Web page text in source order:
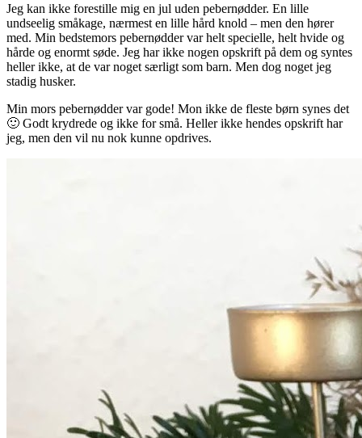
Jeg kan ikke forestille mig en jul uden pebernødder. En lille
undseelig småkage, nærmest en lille hård knold – men den hører
med. Min bedstemors pebernødder var helt specielle, helt hvide og
hårde og enormt søde. Jeg har ikke nogen opskrift på dem og syntes
heller ikke, at de var noget særligt som barn. Men dog noget jeg
stadig husker.
Min mors pebernødder var gode! Mon ikke de fleste børn synes det
🙂 Godt krydrede og ikke for små. Heller ikke hendes opskrift har
jeg, men den vil nu nok kunne opdrives.